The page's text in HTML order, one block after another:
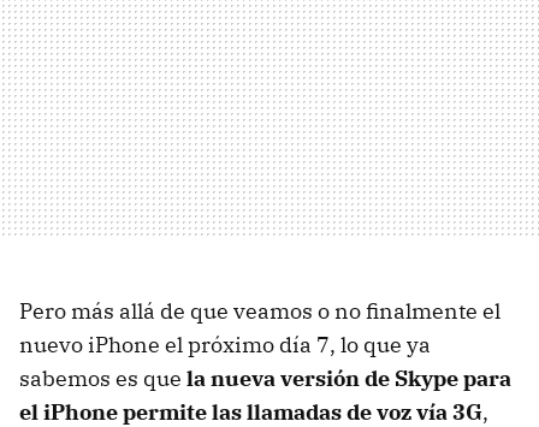
Pero más allá de que veamos o no finalmente el
nuevo iPhone el próximo día 7, lo que ya
sabemos es que la nueva versión de Skype para
el iPhone permite las llamadas de voz vía 3G,